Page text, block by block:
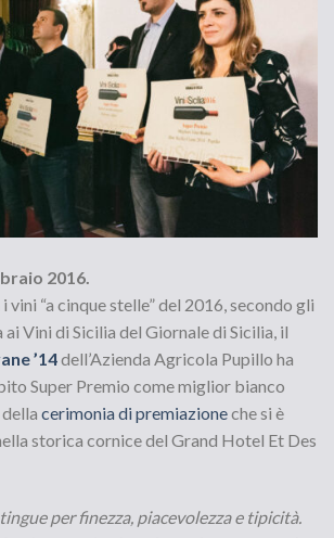
2016.
vini “a cinque stelle” del 2016, secondo gli
Vini di Sicilia del Giornale di Sicilia, il
’14dell’Azienda Agricola Pupillo ha
Super Premio come miglior bianco
cerimonia di premiazioneche si è
storica cornice del Grand Hotel Et Des
per finezza, piacevolezza e tipicità.